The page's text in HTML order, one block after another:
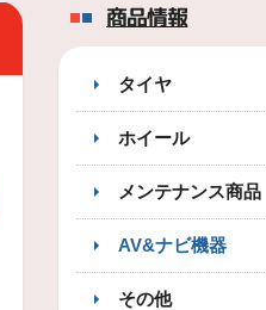
商品情報
タイヤ
ホイール
メンテナンス商品
AV&ナビ機器
その他